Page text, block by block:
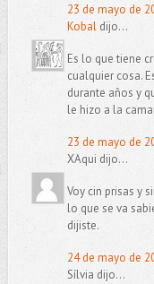
23 de mayo de
Kobaldijo...
Es lo que tiene
cualquier cosa.
durante años y
le hizo a la
23 de mayo de
XAqui dijo...
Voy cin prisas y
lo que se va
dijiste.
24 de mayo de
Sílvia dijo...